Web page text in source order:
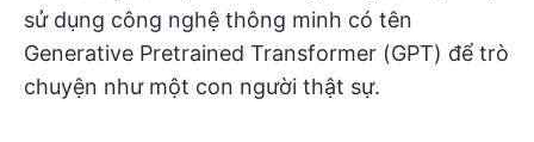
sử dụng công nghệ thông minh có tên
Generative Pretrained Transformer (GPT) để trò
chuyện như một con người thật sự.